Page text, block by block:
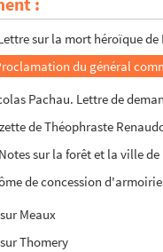
Derniers adieux des
sur la mort héroïque
du général
Pachau. Lettre de
de Théophraste
sur la forêt et la ville
de concession
Meaux
Thomery